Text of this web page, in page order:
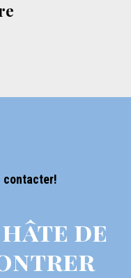
contacter!
de